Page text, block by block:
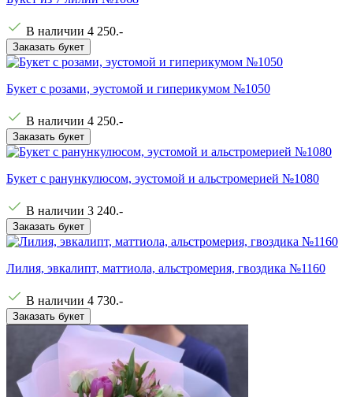
В наличии 4 250.-
Заказать букет
Букет с розами, эустомой и гиперикумом №1050
В наличии 4 250.-
Заказать букет
Букет с ранункулюсом, эустомой и альстромерией №1080
В наличии 3 240.-
Заказать букет
Лилия, эвкалипт, маттиола, альстромерия, гвоздика №1160
В наличии 4 730.-
Заказать букет